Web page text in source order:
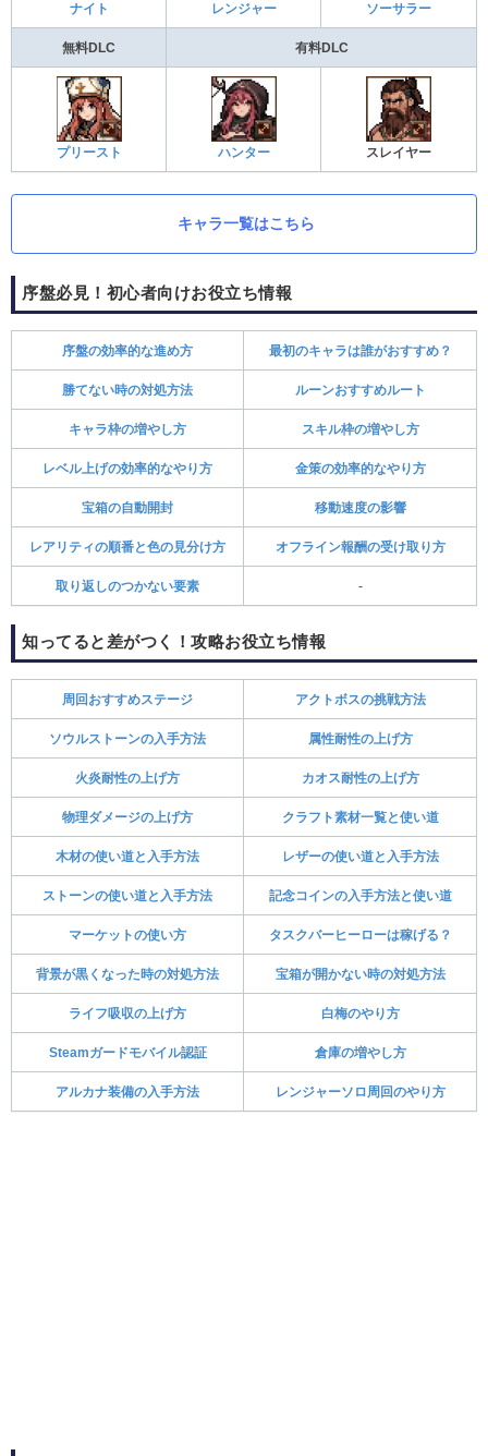
ナイト レンジャー ソーサラー
無料DLC 有料DLC
プリースト ハンター スレイヤー
キャラ一覧はこちら
序盤必見！初心者向けお役立ち情報
序盤の効率的な進め方 最初のキャラは誰がおすすめ？
勝てない時の対処方法 ルーンおすすめルート
キャラ枠の増やし方 スキル枠の増やし方
レベル上げの効率的なやり方 金策の効率的なやり方
宝箱の自動開封 移動速度の影響
レアリティの順番と色の見分け方 オフライン報酬の受け取り方
取り返しのつかない要素 -
知ってると差がつく！攻略お役立ち情報
周回おすすめステージ アクトボスの挑戦方法
ソウルストーンの入手方法 属性耐性の上げ方
火炎耐性の上げ方 カオス耐性の上げ方
物理ダメージの上げ方 クラフト素材一覧と使い道
木材の使い道と入手方法 レザーの使い道と入手方法
ストーンの使い道と入手方法 記念コインの入手方法と使い道
マーケットの使い方 タスクバーヒーローは稼げる？
背景が黒くなった時の対処方法 宝箱が開かない時の対処方法
ライフ吸収の上げ方 白梅のやり方
Steamガードモバイル認証 倉庫の増やし方
アルカナ装備の入手方法 レンジャーソロ周回のやり方